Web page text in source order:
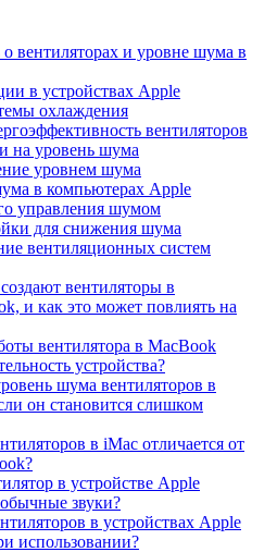
вентиляторах и уровне шума в
в устройствах Apple
охлаждения
вентиляторов
на уровень шума
уровнем шума
в компьютерах Apple
управления шумом
для снижения шума
вентиляционных систем
вентиляторы в
и как это может повлиять на
вентилятора в MacBook
устройства?
шума вентиляторов в
он становится слишком
в iMac отличается от
в устройстве Apple
звуки?
в устройствах Apple
использовании?